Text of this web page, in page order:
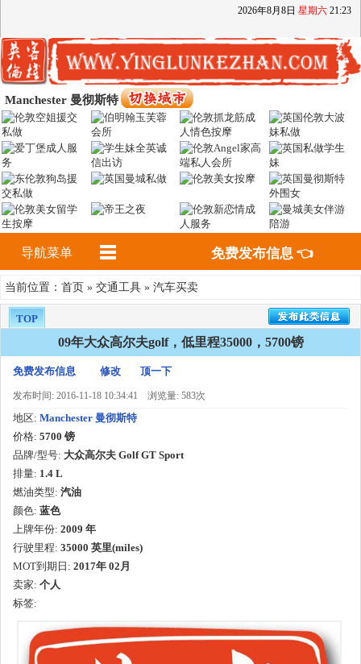
2026年8月 8日 星期六 21:23
Manchester 曼彻斯特
导航菜单 免费发布信息 👈
当前位置： 首页 » 交通工具 » 汽车买卖
TOP
09年大众高尔夫golf，低里程35000，5700镑
免费发布信息 修改 顶一下
发布时间: 2016-11-18 10:34:41 浏览量: 583次
地区: Manchester 曼彻斯特
价格: 5700 镑
品牌/型号: 大众高尔夫 Golf GT Sport
排量: 1.4 L
燃油类型: 汽油
颜色: 蓝色
上牌年份: 2009 年
行驶里程: 35000 英里(miles)
MOT到期日: 2017年 02月
卖家: 个人
标签: